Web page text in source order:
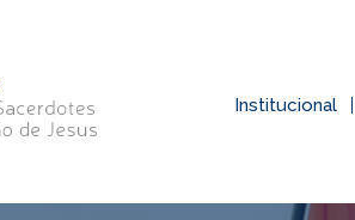
Institucional